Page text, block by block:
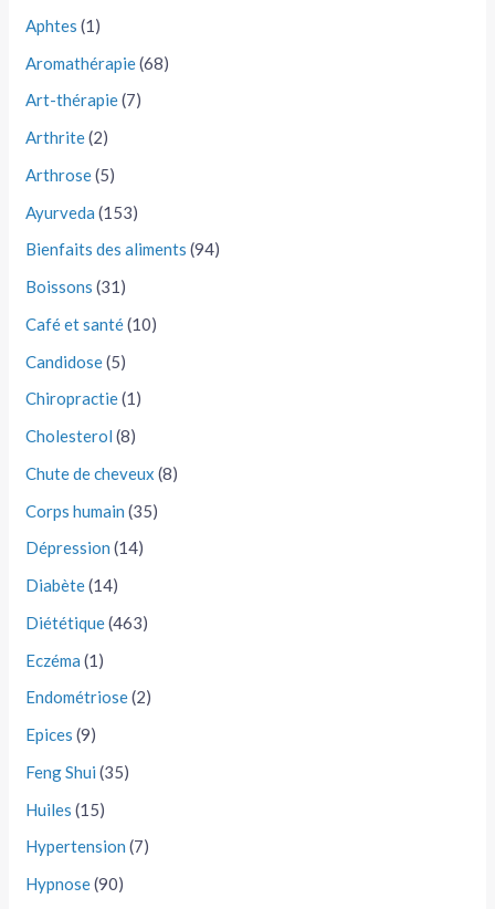
Aphtes (1)
Aromathérapie(68)
Art-thérapie(7)
Arthrite(2)
Arthrose(5)
Ayurveda (153)
Bienfaits des aliments (94)
Boissons (31)
Café et santé(10)
Candidose(5)
Chiropractie(1)
Cholesterol (8)
Chute de cheveux (8)
Corps humain (35)
Dépression (14)
Diabète(14)
Diététique(463)
Eczéma (1)
Endométriose(2)
Epices (9)
Feng Shui (35)
Huiles (15)
Hypertension (7)
Hypnose(90)